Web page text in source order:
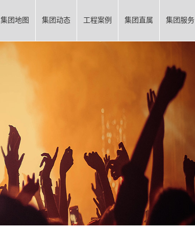
集团地图 集团动态 工程案例 集团直属 集团服务